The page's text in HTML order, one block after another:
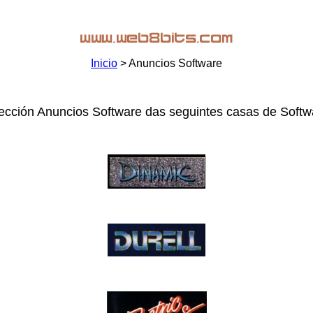
Inicio > Anuncios Software
Anuncios Software das seguintes casas de